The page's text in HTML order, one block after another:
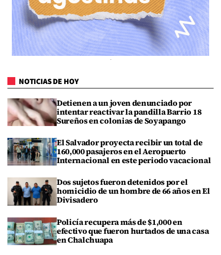
NOTICIAS DE HOY
Detienen a un joven denunciado por
intentar reactivar la pandilla Barrio 18
Sureños en colonias de Soyapango
El Salvador proyecta recibir un total de
160,000 pasajeros en el Aeropuerto
Internacional en este periodo vacacional
Dos sujetos fueron detenidos por el
homicidio de un hombre de 66 años en El
Divisadero
Policía recupera más de $1,000 en
efectivo que fueron hurtados de una casa
en Chalchuapa